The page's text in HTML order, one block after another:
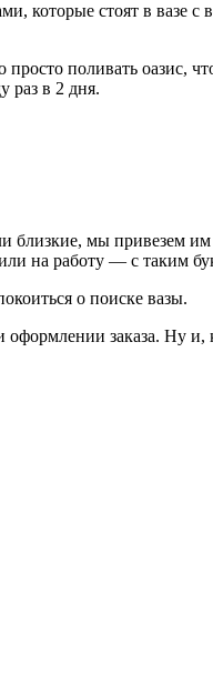
которые стоят в вазе
просто поливать оазис,
раз в 2 дня.
близкие, мы привезем
на работу — с таким
о поиске вазы.
заказа. Ну и,